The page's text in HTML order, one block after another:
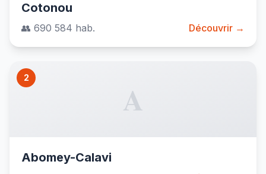
Cotonou
👥 690 584 hab. Découvrir →
2
A
Abomey-Calavi